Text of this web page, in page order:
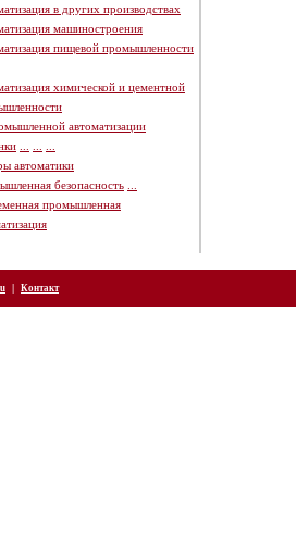
в других производствах
машиностроения
пищевой промышленности
химической и цементной
автоматизации
автоматики
безопасность
промышленная
| Контакт